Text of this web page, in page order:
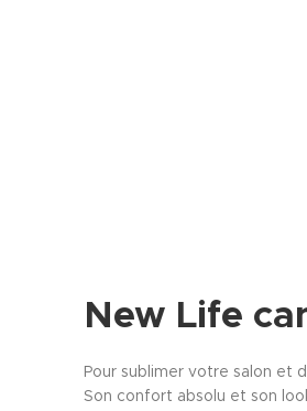
New Life
Pour sublimer votre salon et
Son confort absolu et son